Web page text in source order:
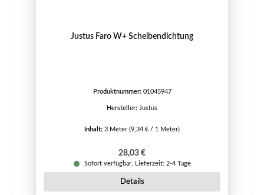
Justus Faro W+ Scheibendichtung
Produktnummer: 01045947
Hersteller: Justus
Inhalt: 3 Meter (9,34 € / 1 Meter)
Regulärer Preis:
28,03 €
Sofort verfügbar, Lieferzeit: 2-4 Tage
Details